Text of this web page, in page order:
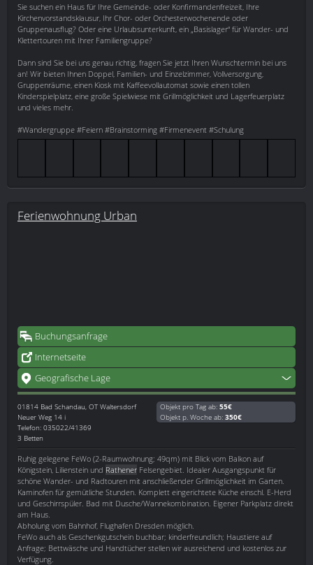
Sie suchen ein Haus für Ihre Gemeinde- oder Konfirmandenfreizeit, Ihre
Kirchenvorstandsklausur, Ihr Chor- oder Orchesterwochenende oder
Gruppenausflug? Oder eine Urlaubsunterkunft, ein „Basislager“ für Wander- und
Klettertouren mit Ihrer Familiengruppe?
Dann sind Sie bei uns genau richtig, fragen Sie jetzt Ihren Wunschtermin bei uns
an! Wir bieten Ihnen Doppel, Familien- und Einzelzimmer, Vollversorgung,
Gruppenräume, einen Kiosk mit Kaffeevollautomat sowie einen tollen
Kinderspielplatz, eine große Spielwiese mit Grillmöglichkeit und Lagerfeuerplatz
und vieles mehr.
#Wandergruppe #Feiern #Brainstorming #Firmenevent #Schulung
Ferienwohnung Urban
Buchungsanfrage
Internetseite
Geografische Lage
01814 Bad Schandau, OT Waltersdorf
Neuer Weg 14 i
Telefon: 035022/41369
3 Betten
Objekt pro Tag ab: 55€
Objekt p. Woche ab: 350€
Ruhig gelegene FeWo (2-Raumwohnung; 49qm) mit Blick vom Balkon auf
Königstein, Lilienstein und Rathener Felsengebiet. Idealer Ausgangspunkt für
schöne Wander- und Radtouren mit anschließender Grillmöglichkeit im Garten.
Kaminofen für gemütliche Stunden. Komplett eingerichtete Küche einschl. E-Herd
und Geschirrspüler. Bad mit Dusche/Wannekombination. Eigener Parkplatz direkt
am Haus.
Abholung vom Bahnhof, Flughafen Dresden möglich.
FeWo auch als Geschenkgutschein buchbar; kinderfreundlich; Haustiere auf
Anfrage; Bettwäsche und Handtücher stellen wir ausreichend und kostenlos zur
Verfügung.